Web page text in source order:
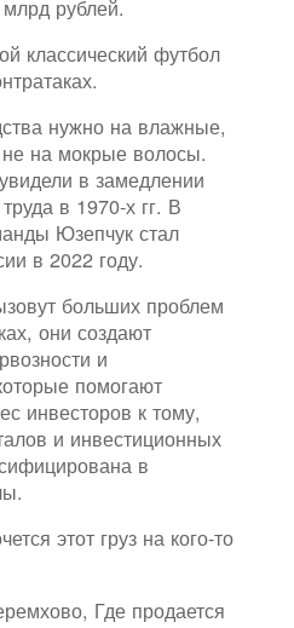
рублей.
классический футбол
нужно на влажные,
на мокрые волосы.
в замедлении
в 1970-х гг. В
Юзепчук стал
в 2022 году.
больших проблем
они создают
и
помогают
инвесторов к тому,
и инвестиционных
в
этот груз на кого-то
Где продается